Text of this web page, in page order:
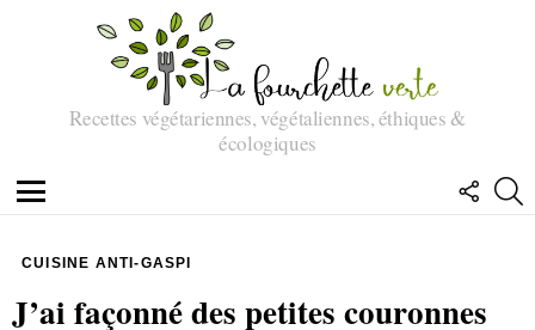
Recettes végétariennes, végétaliennes, éthiques &
écologiques
Menu
NOUS
CUISINE ANTI-GASPI
J’ai façonné des petites couronnes